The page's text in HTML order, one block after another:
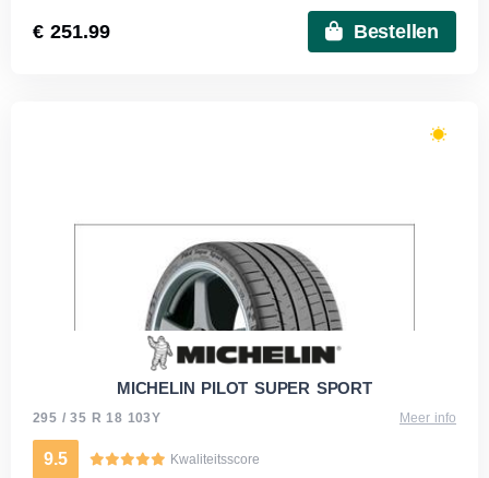
€ 251.99 Bestellen
MICHELIN PILOT SUPER SPORT
295 / 35 R 18 103Y Meer info
9.5 Kwaliteitsscore